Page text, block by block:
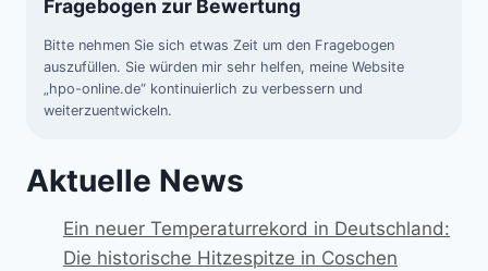
Fragebogen zur Bewertung
Bitte nehmen Sie sich etwas Zeit um den Fragebogen
auszufüllen. Sie würden mir sehr helfen, meine Website
„hpo-online.de“ kontinuierlich zu verbessern und
weiterzuentwickeln.
Aktuelle News
Ein neuer Temperaturrekord in Deutschland:
Die historische Hitzespitze in Coschen